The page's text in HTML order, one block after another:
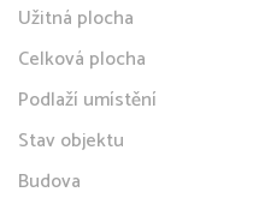
Užitná plocha
Celková plocha
Podlaží umístění
Stav objektu
Budova